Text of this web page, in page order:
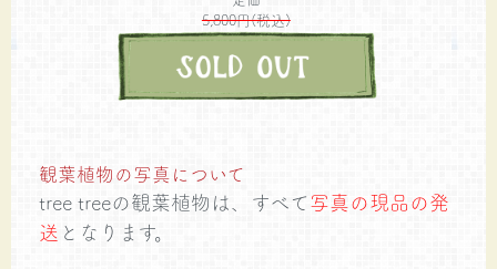
5,800円(税込)
観葉植物の写真について
tree treeの観葉植物は、すべて写真の現品の発
送 となります。